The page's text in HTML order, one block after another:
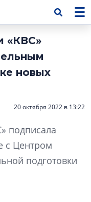
«КВС»
новых
20 октября 2022 в 13:22
подписала
с Центром
подготовки